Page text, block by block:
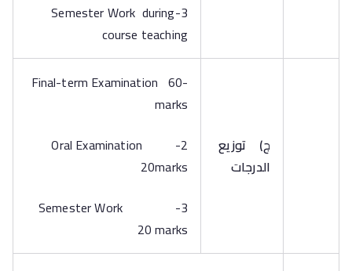
3-Semester Work during
course teaching
‌ج) توزيع
الدرجات
-Final-term Examination 60
marks
2-Oral Examination
20marks
3-Semester Work
20 marks